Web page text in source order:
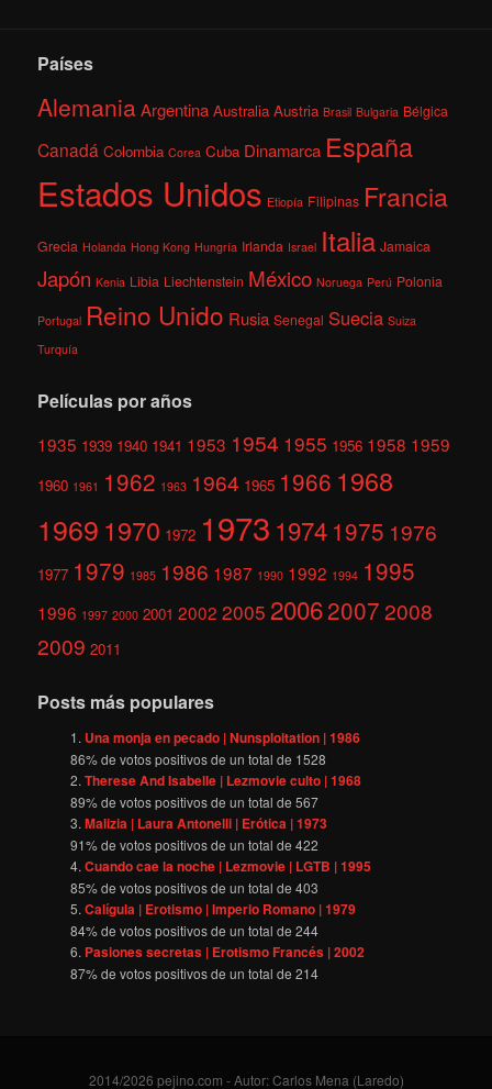
Países
AlemaniaArgentina Australia Austria Brasil Bulgaria Bélgica
Canadá Colombia Corea Cuba Dinamarca España
Estados Unidos Etiopía Filipinas Francia
Grecia Holanda Hong Kong Hungría Irlanda Israel Italia Jamaica
Japón Kenia Libia Liechtenstein México Noruega Perú Polonia
Portugal Reino Unido Rusia Senegal Suecia Suiza
Turquía
Películas por años
1935 1939 1940 1941 1953 1954 1955 1956 1958 1959
1960 1961 1962 1963 1964 1965 1966 1968
1969 1970 1972 1973 1974 1975 1976
1977 1979 1985 1986 1987 1990 1992 1994 1995
1996 1997 2000 2001 2002 2005 200620072008
2009 2011
Posts más populares
Una monja en pecado | Nunsploitation | 1986
86% de votos positivos de un total de 1528
Therese And Isabelle | Lezmovie culto | 1968
89% de votos positivos de un total de567
Malizia | Laura Antonelli | Erótica | 1973
91% de votos positivos de un total de422
Cuando cae la noche | Lezmovie | LGTB | 1995
85% de votos positivos de un total de403
Calígula | Erotismo | Imperio Romano | 1979
84% de votos positivos de un total de244
Pasiones secretas | Erotismo Francés | 2002
87% de votos positivos de un total de214
2014/2026 pejino.com - Autor: Carlos Mena (Laredo)